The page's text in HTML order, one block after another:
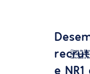
e
Chega de
Plataforma
centraliza e